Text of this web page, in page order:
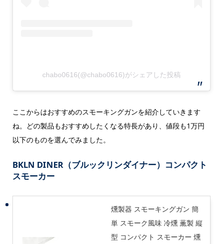
chabo0616(@chabo0616)がシェアした投稿
ここからはおすすめのスモーキングガンを紹介していきます
ね。どの製品もおすすめしたくなる特長があり、値段も1万円
以下のものを選んでみました。
BKLN DINER（ブルックリンダイナー）コンパクト
スモーカー
燻製器 スモーキングガン 簡
単 スモーク風味 冷燻 薫製 縦
型 コンパクト スモーカー 燻